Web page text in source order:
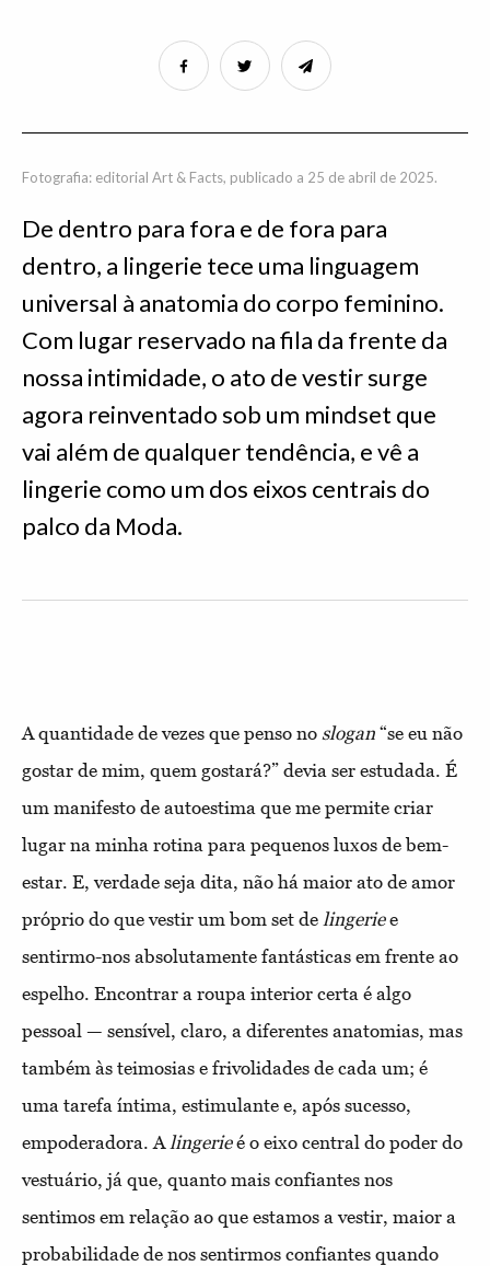
Fotografia: editorial Art & Facts, publicado a 25 de abril de 2025.
De dentro para fora e de fora para
dentro, a lingerie tece uma linguagem
universal à anatomia do corpo feminino.
Com lugar reservado na fila da frente da
nossa intimidade, o ato de vestir surge
agora reinventado sob um mindset que
vai além de qualquer tendência, e vê a
lingerie como um dos eixos centrais do
palco da Moda.
A quantidade de vezes que penso no slogan “se eu não
gostar de mim, quem gostará?” devia ser estudada. É
um manifesto de autoestima que me permite criar
lugar na minha rotina para pequenos luxos de bem-
estar. E, verdade seja dita, não há maior ato de amor
próprio do que vestir um bom set de lingeriee
sentirmo-nos absolutamente fantásticas em frente ao
espelho. Encontrar a roupa interior certa é algo
pessoal — sensível, claro, a diferentes anatomias, mas
também às teimosias e frivolidades de cada um; é
uma tarefa íntima, estimulante e, após sucesso,
empoderadora. Alingerieé o eixo central do poder do
vestuário, já que, quanto mais confiantes nos
sentimos em relação ao que estamos a vestir, maior a
probabilidade de nos sentirmos confiantes quando